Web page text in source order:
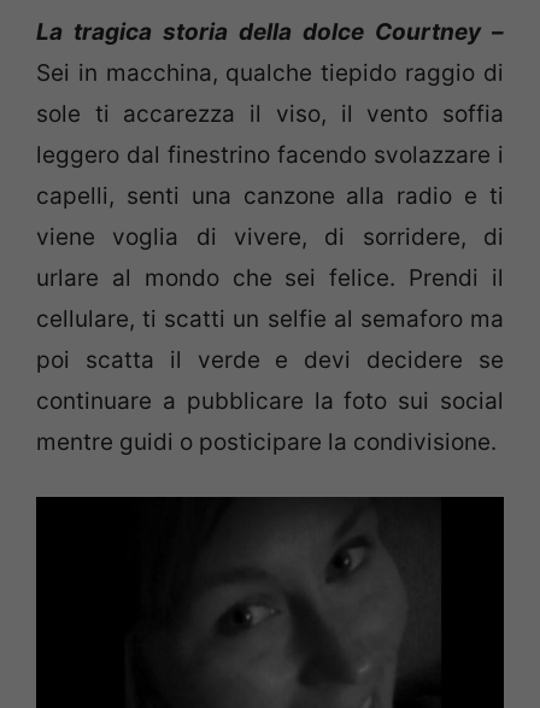
La tragica storia della dolce Courtney –
Sei in macchina, qualche tiepido raggio di
sole ti accarezza il viso, il vento soffia
leggero dal finestrino facendo svolazzare i
capelli, senti una canzone alla radio e ti
viene voglia di vivere, di sorridere, di
urlare al mondo che sei felice. Prendi il
cellulare, ti scatti un selfie al semaforo ma
poi scatta il verde e devi decidere se
continuare a pubblicare la foto sui social
mentre guidi o posticipare la condivisione.